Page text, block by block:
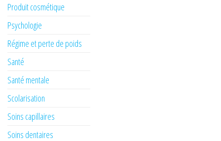
Produit cosmétique
Psychologie
Régime et perte de poids
Santé
Santé mentale
Scolarisation
Soins capillaires
Soins dentaires